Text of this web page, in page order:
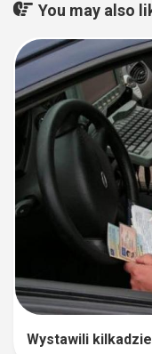
You may also
Wystawili